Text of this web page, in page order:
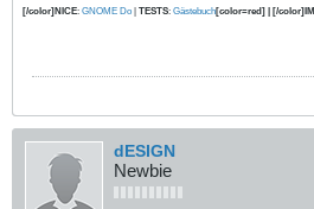
[/color]NICE: GNOME Do TESTS: Gästebuch[color=red] | [/color]IM
dESIGN
Newbie